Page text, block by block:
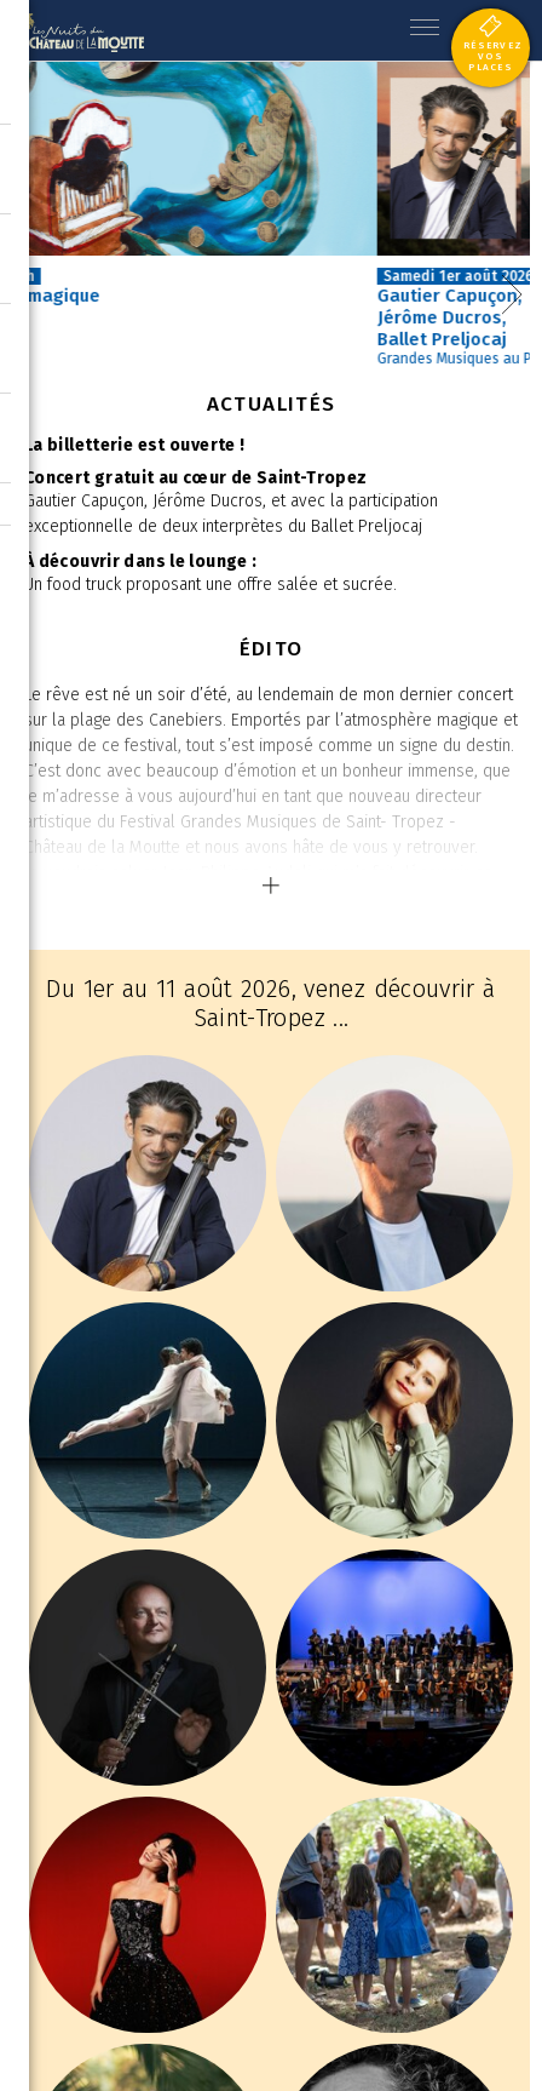
RÉSERVEZ
VOS
PLACES
Samedi 1er août 2026 - 21h
Gautier Capuçon,
ÉDITO
Le rêve est né un soir d’été, au lendemain de mon dernier concert
sur la plage des Canebiers. Emportés par l’atmosphère magique et
unique de ce festival, tout s’est imposé comme un signe du destin.
C’est donc avec beaucoup d’émotion et un bonheur immense, que
je m’adresse à vous aujourd’hui en tant que nouveau directeur
artistique du Festival Grandes Musiques de Saint- Tropez -
Château de la Moutte et nous avons hâte de vous y retrouver.
Je voudrais saluer Jean-Philippe Audoli qui m’a fait découvrir ce
festival il y a 25 ans et l’a porté pendant toutes ces années,
aventure avec passion et engagement.
Notre arrivée paraissait comme une rencontre évidente. Ensemble,
nous avons imaginé de nouveaux projets, tracé de nouveaux
horizons, avec l’envie de faire rayonner la musique et le festival
en les rendant accessible au plus grand nombre.
Cette première édition célèbre la rencontre des arts. La danse
s’invite avec Angelin Preljocaj et son célèbre Baiser du Parc,
dialogue poétique entre corps et partitions que je me réjouis
d’accompagner avec Jérôme Ducros. Et parce qu’un festival n’a de
sens que si son cœur bat au rythme de sa ville, nous offrirons ce
nouveau grand concert gratuit pour tous dans un lieu magique de
Saint-Tropez, le Pré des Pêcheurs.
La littérature se mêle aux cordes pour une soirée avec l’immense
Guillaume Gallienne et le Quatuor Modigliani et un nouveau
partenariat musical voit le jour avec l’Orchestre de l'Opéra de
Toulon : une première qui augure de nouvelles harmonies au
château. Les amitiés musicales sont au cœur de cette
programmation avec Lisa Batiashvili et François Leleux, amis de
toujours, que j’admire et avec qui j’aime partager la scène. Ma
fidèle partenaire Yuja Wang, étoile du piano, jouera sur l’eau — un
rêve que Saint-Tropez sait exaucer et pour clôturer cette édition,
la voix envoûtante de Pretty Yende, en dialogue avec le jeune
ténor Aleksey Kursanov et le pianiste Frank Braley : la grâce et la
transmission.
Les familles auront leur fête avec Zorbalov, spectacle musical de
découverte et d’émerveillement en famille, ainsi que des ateliers
pour enfants afin que les plus jeunes entrent dans la musique par
la joie.
Grandes stars d’aujourd’hui et de demain vous donnent rendez-
vous sous les étoiles de Saint-Tropez, pour des soirées de
musique et d’émotion.
Plus que jamais, nous comptons sur votre présence. Plus que
jamais, nous avons besoin de vous. Ces soirées estivales
n’existent que par, et pour celles et ceux qui les partagent.
Que cette édition 2026 prolonge l’élan romantique de l’an passé
et qu’elle nous guide, ensemble, vers de nouveaux rivages.
Gautier Capuçon, directeur artistique
ACTUALITÉS
La billetterie est ouverte !
Concert gratuit au cœur de Saint-Tropez
Gautier Capuçon, Jérôme Ducros, et avec la participation
exceptionnelle de deux interprètes du Ballet Preljocaj
À découvrir dans le lounge :
Un food truck proposant une offre salée et sucrée.
Du 1er au 11 août 2026, venez découvrir à
Saint-Tropez ...